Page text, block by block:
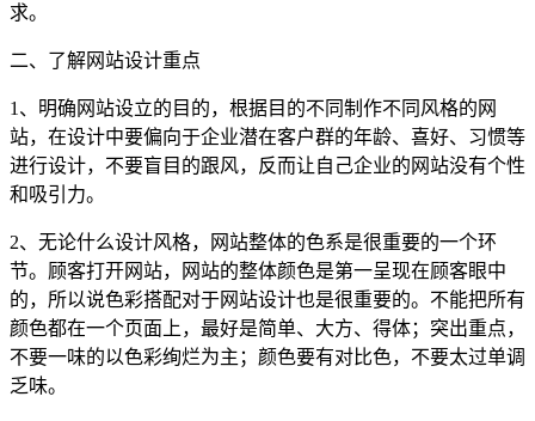
求。
二、了解网站设计重点
1、明确网站设立的目的，根据目的不同制作不同风格的网
站，在设计中要偏向于企业潜在客户群的年龄、喜好、习惯等
进行设计，不要盲目的跟风，反而让自己企业的网站没有个性
和吸引力。
2、无论什么设计风格，网站整体的色系是很重要的一个环
节。顾客打开网站，网站的整体颜色是第一呈现在顾客眼中
的，所以说色彩搭配对于网站设计也是很重要的。不能把所有
颜色都在一个页面上，最好是简单、大方、得体；突出重点，
不要一味的以色彩绚烂为主；颜色要有对比色，不要太过单调
乏味。